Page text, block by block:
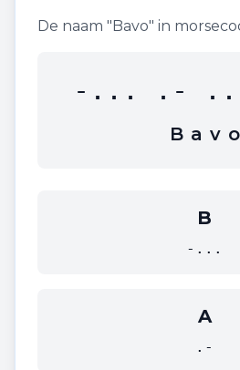
De naam "Bavo" in
-... .-
B a v o
B
-...
A
.-